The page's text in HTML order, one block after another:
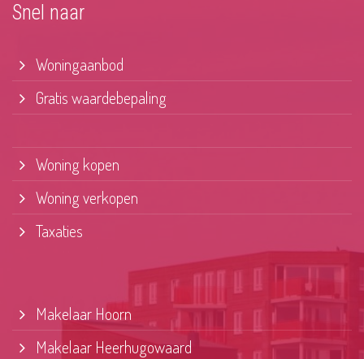
Snel naar
Woningaanbod
Gratis waardebepaling
Woning kopen
Woning verkopen
Taxaties
Makelaar Hoorn
Makelaar Heerhugowaard